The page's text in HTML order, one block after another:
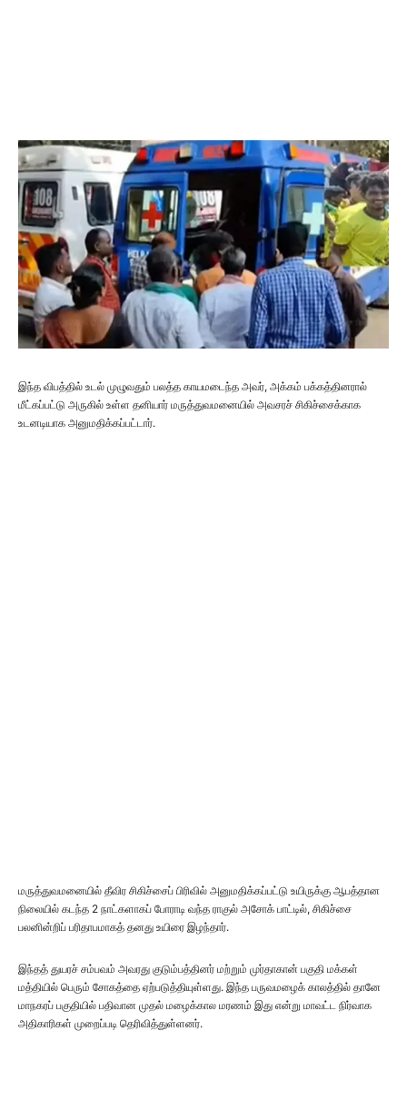
இந்த விபத்தில் உடல் முழுவதும் பலத்த காயமடைந்த அவர், அக்கம் பக்கத்தினரால்
மீட்கப்பட்டு அருகில் உள்ள தனியார் மருத்துவமனையில் அவசரச் சிகிச்சைக்காக
உடனடியாக அனுமதிக்கப்பட்டார்.
மருத்துவமனையில் தீவிர சிகிச்சைப் பிரிவில் அனுமதிக்கப்பட்டு உயிருக்கு ஆபத்தான
நிலையில் கடந்த 2 நாட்களாகப் போராடி வந்த ராகுல் அசோக் பாட்டில், சிகிச்சை
பலனின்றிப் பரிதாபமாகத் தனது உயிரை இழந்தார்.
இந்தத் துயரச் சம்பவம் அவரது குடும்பத்தினர் மற்றும் முர்தாகான் பகுதி மக்கள்
மத்தியில் பெரும் சோகத்தை ஏற்படுத்தியுள்ளது. இந்த பருவமழைக் காலத்தில் தானே
மாநகரப் பகுதியில் பதிவான முதல் மழைக்கால மரணம் இது என்று மாவட்ட நிர்வாக
அதிகாரிகள் முறைப்படி தெரிவித்துள்ளனர்.